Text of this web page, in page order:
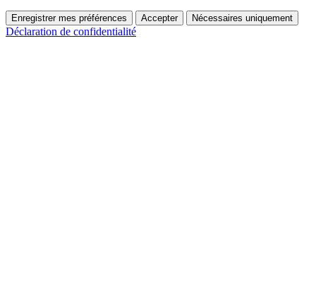
Enregistrer mes préférences Accepter Nécessaires uniquement
Déclaration de confidentialité